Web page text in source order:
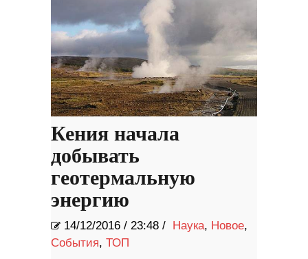
Кения начала
добывать
геотермальную
энергию
14/12/2016 / 23:48 / Наука, Новое,
События, ТОП